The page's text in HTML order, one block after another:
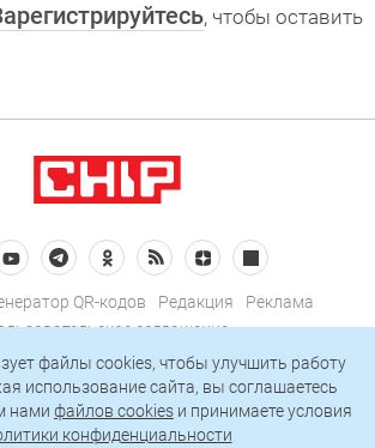
, чтобы оставить
QR-кодов Редакция
Реклама
соглашение
конфиденциальности
Подписаться на рассылку
файлы cookies, чтобы улучшить работу
использование сайта, вы соглашаетесь
нами файлов cookies и принимаете условия
конфиденциальности